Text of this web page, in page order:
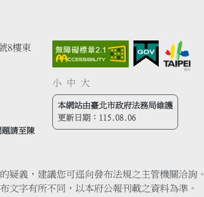
8樓東
請至陳
小 中 大
本網站由臺北市政府法務局維護
更新日期： 115.08.06
疑義，建議您可逕向發布法規之主管機關洽詢。
文字有所不同，以本府公報刊載之資料為準。